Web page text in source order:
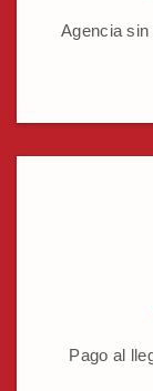
Agencia sin
Pago al